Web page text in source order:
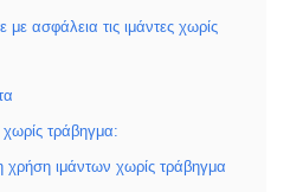
με ασφάλεια τις ιμάντες χωρίς
χωρίς τράβηγμα:
χρήση ιμάντων χωρίς τράβηγμα